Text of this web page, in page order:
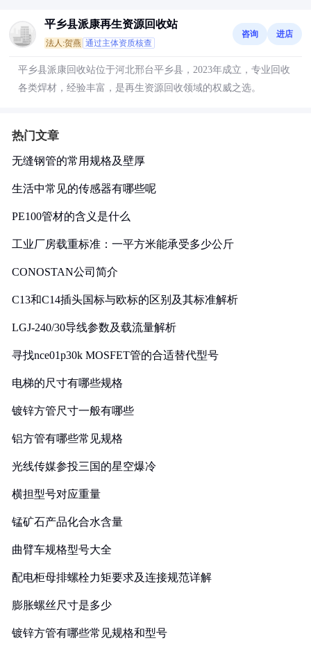
平乡县派康再生资源回收站
法人:贺燕 通过主体资质核查
咨询 进店
平乡县派康回收站位于河北邢台平乡县，2023年成立，专业回收
各类焊材，经验丰富，是再生资源回收领域的权威之选。
热门文章
无缝钢管的常用规格及壁厚
生活中常见的传感器有哪些呢
PE100管材的含义是什么
工业厂房载重标准：一平方米能承受多少公斤
CONOSTAN公司简介
C13和C14插头国标与欧标的区别及其标准解析
LGJ-240/30导线参数及载流量解析
寻找nce01p30k MOSFET管的合适替代型号
电梯的尺寸有哪些规格
镀锌方管尺寸一般有哪些
铝方管有哪些常见规格
光线传媒参投三国的星空爆冷
横担型号对应重量
锰矿石产品化合水含量
曲臂车规格型号大全
配电柜母排螺栓力矩要求及连接规范详解
膨胀螺丝尺寸是多少
镀锌方管有哪些常见规格和型号